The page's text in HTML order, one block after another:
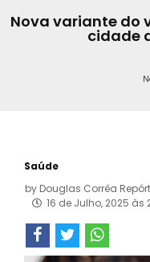
o
Nova variante do
cidade
Saúde
by Douglas Corrêa
16 de Julho, 2025 às